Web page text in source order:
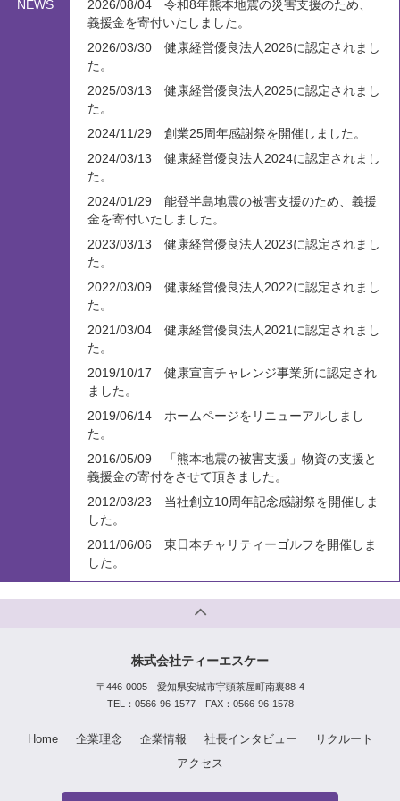
NEWS
2026/08/04 令和8年熊本地震の災害支援のため、
義援金を寄付いたしました。
2026/03/30 健康経営優良法人2026に認定されまし
た。
2025/03/13 健康経営優良法人2025に認定されまし
た。
2024/11/29 創業25周年感謝祭を開催しました。
2024/03/13 健康経営優良法人2024に認定されまし
た。
2024/01/29 能登半島地震の被害支援のため、義援
金を寄付いたしました。
2023/03/13 健康経営優良法人2023に認定されまし
た。
2022/03/09 健康経営優良法人2022に認定されまし
た。
2021/03/04 健康経営優良法人2021に認定されまし
た。
2019/10/17 健康宣言チャレンジ事業所に認定され
ました。
2019/06/14 ホームページをリニューアルしまし
た。
2016/05/09 「熊本地震の被害支援」物資の支援と
義援金の寄付をさせて頂きました。
2012/03/23 当社創立10周年記念感謝祭を開催しま
した。
2011/06/06 東日本チャリティーゴルフを開催しま
した。
株式会社ティーエスケー
〒446-0005 愛知県安城市宇頭茶屋町南裏88-4
TEL：0566-96-1577 FAX：0566-96-1578
Home 企業理念 企業情報 社長インタビュー
リクルート
アクセス